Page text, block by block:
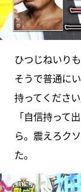
ひつじねいり
そうで普通に
持ってくださ
「自信持って
ら。震えろク
た。